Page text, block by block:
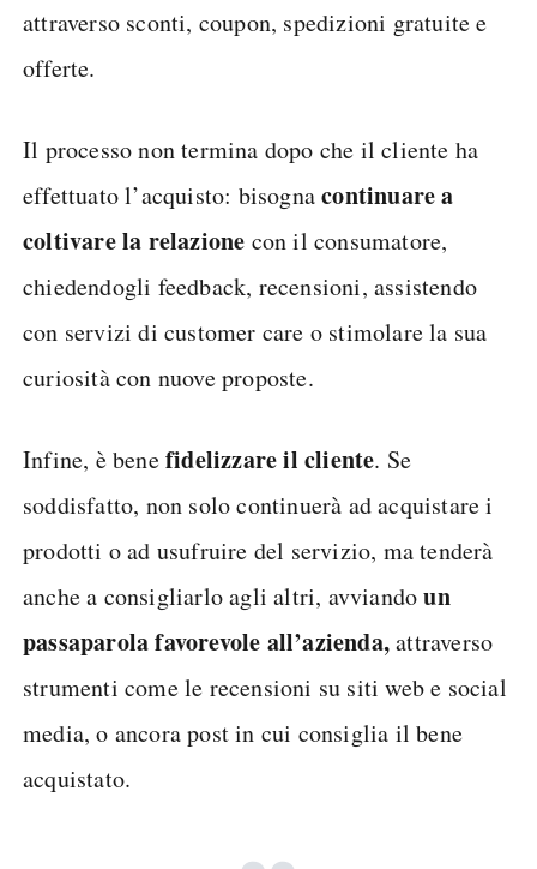
attraverso sconti, coupon, spedizioni gratuite e
offerte.
Il processo non termina dopo che il cliente ha
effettuato l’acquisto: bisognacontinuare a
coltivare la relazione con il consumatore,
chiedendogli feedback, recensioni, assistendo
con servizi di customer care o stimolare la sua
curiosità con nuove proposte.
Infine, è benefidelizzare il cliente. Se
soddisfatto, non solo continuerà ad acquistare i
prodotti o ad usufruire del servizio, ma tenderà
anche a consigliarlo agli altri, avviandoun
passaparola favorevole all’azienda,attraverso
strumenti come le recensioni su siti web e social
media, o ancora post in cui consiglia il bene
acquistato.